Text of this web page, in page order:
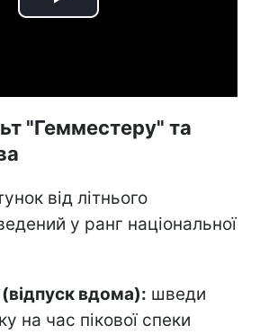
Play
"Гемместеру" та
від літнього
у ранг національної
вдома): шведи
на час пікової спеки